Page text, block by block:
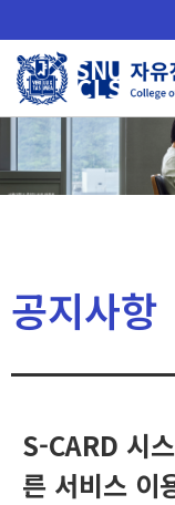
로
메
공지사항
S-CARD 시
른 서비스 이